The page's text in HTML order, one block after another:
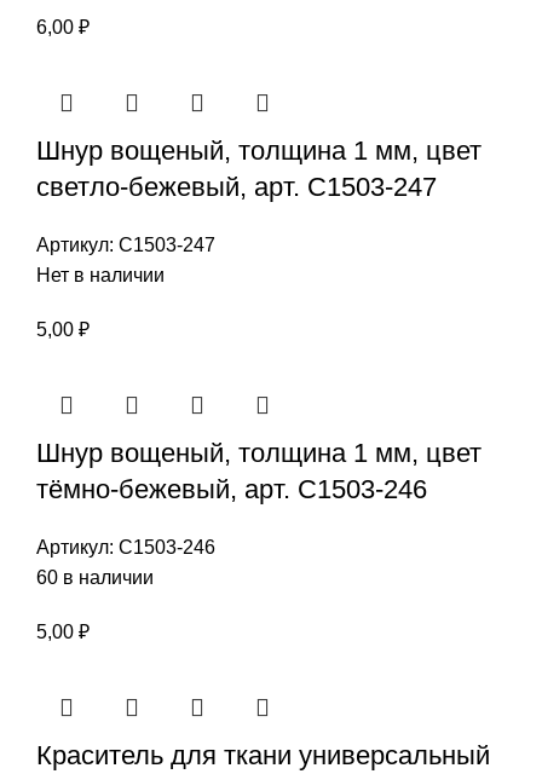
6,00 ₽
Шнур вощеный, толщина 1 мм, цвет
светло-бежевый, арт. С1503-247
Артикул: С1503-247
Нет в наличии
5,00 ₽
Шнур вощеный, толщина 1 мм, цвет
тёмно-бежевый, арт. С1503-246
Артикул: С1503-246
60 в наличии
5,00 ₽
Краситель для ткани универсальный